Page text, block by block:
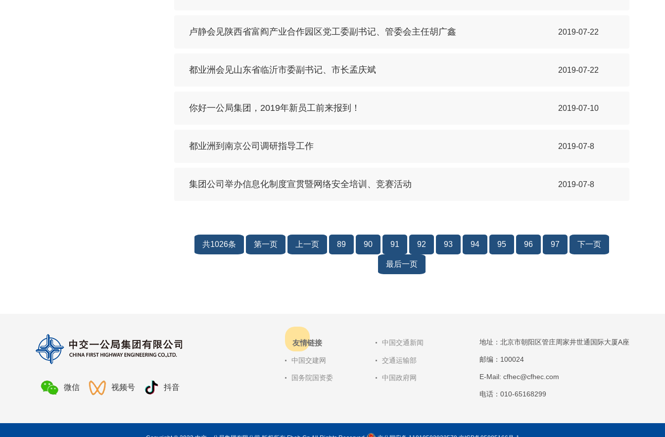
卢静会见陕西省富阎产业合作园区党工委副书记、管委会主任胡广鑫 2019-07-22
都业洲会见山东省临沂市委副书记、市长孟庆斌 2019-07-22
你好一公局集团，2019年新员工前来报到！ 2019-07-10
都业洲到南京公司调研指导工作 2019-07-8
集团公司举办信息化制度宣贯暨网络安全培训、竞赛活动 2019-07-8
共1026条 第一页 上一页 89 90 91 92 93 94 95 96 97 下一页
最后一页
微信 视频号 抖音
友情链接 中国交通新闻
中国交建网 交通运输部
国务院国资委 中国政府网
地址：北京市朝阳区管庄周家井世通国际大厦A座
邮编：100024
E-Mail: cfhec@cfhec.com
电话：010-65168299